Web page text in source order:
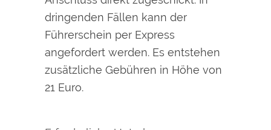
dringenden Fällen kann der
Führerschein per Express
angefordert werden. Es entstehen
zusätzliche Gebühren in Höhe von
21 Euro.